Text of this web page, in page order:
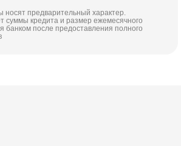
носят предварительный характер.
суммы кредита и размер ежемесячного
банком после предоставления полного